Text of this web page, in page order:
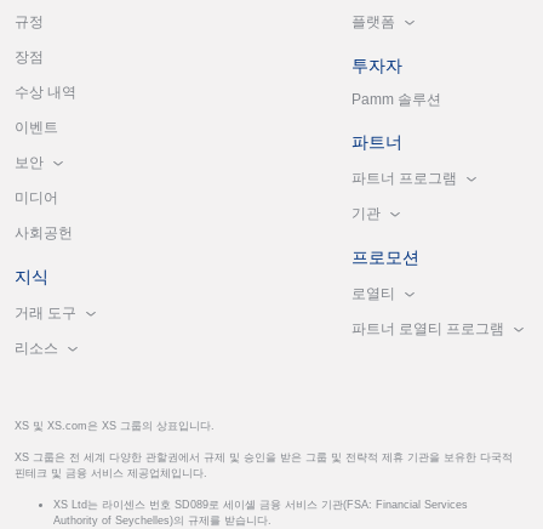
규정
장점
수상 내역
이벤트
보안
미디어
사회공헌
지식
거래 도구
리소스
플랫폼
투자자
Pamm 솔루션
파트너
파트너 프로그램
기관
프로모션
로열티
파트너 로열티 프로그램
XS 및 XS.com은 XS 그룹의 상표입니다.
XS 그룹은 전 세계 다양한 관할권에서 규제 및 승인을 받은 그룹 및 전략적 제휴 기관을 보유한 다국적
핀테크 및 금융 서비스 제공업체입니다.
XS Ltd는 라이센스 번호 SD089로 세이셸 금융 서비스 기관(FSA: Financial Services
Authority of Seychelles)의 규제를 받습니다.